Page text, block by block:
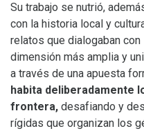
Su trabajo se nutrió,
con la historia local y
relatos que dialogaban con
dimensión más amplia y
a través de una apuesta
habita deliberadamente
frontera, desafiando y
rígidas que organizan los